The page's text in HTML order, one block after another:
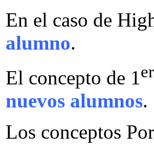
En el caso de
alumno.
El concepto de 1er
nuevos alumnos.
Los conceptos